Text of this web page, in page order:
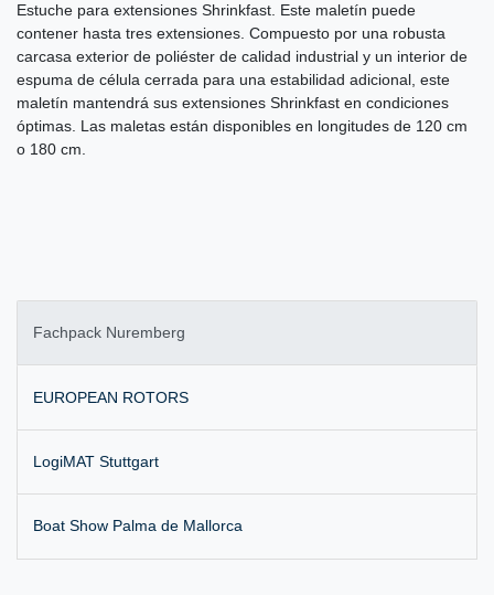
Estuche para extensiones Shrinkfast. Este maletín puede
contener hasta tres extensiones. Compuesto por una robusta
carcasa exterior de poliéster de calidad industrial y un interior de
espuma de célula cerrada para una estabilidad adicional, este
maletín mantendrá sus extensiones Shrinkfast en condiciones
óptimas. Las maletas están disponibles en longitudes de 120 cm
o 180 cm.
Fachpack Nuremberg
EUROPEAN ROTORS
LogiMAT Stuttgart
Boat Show Palma de Mallorca